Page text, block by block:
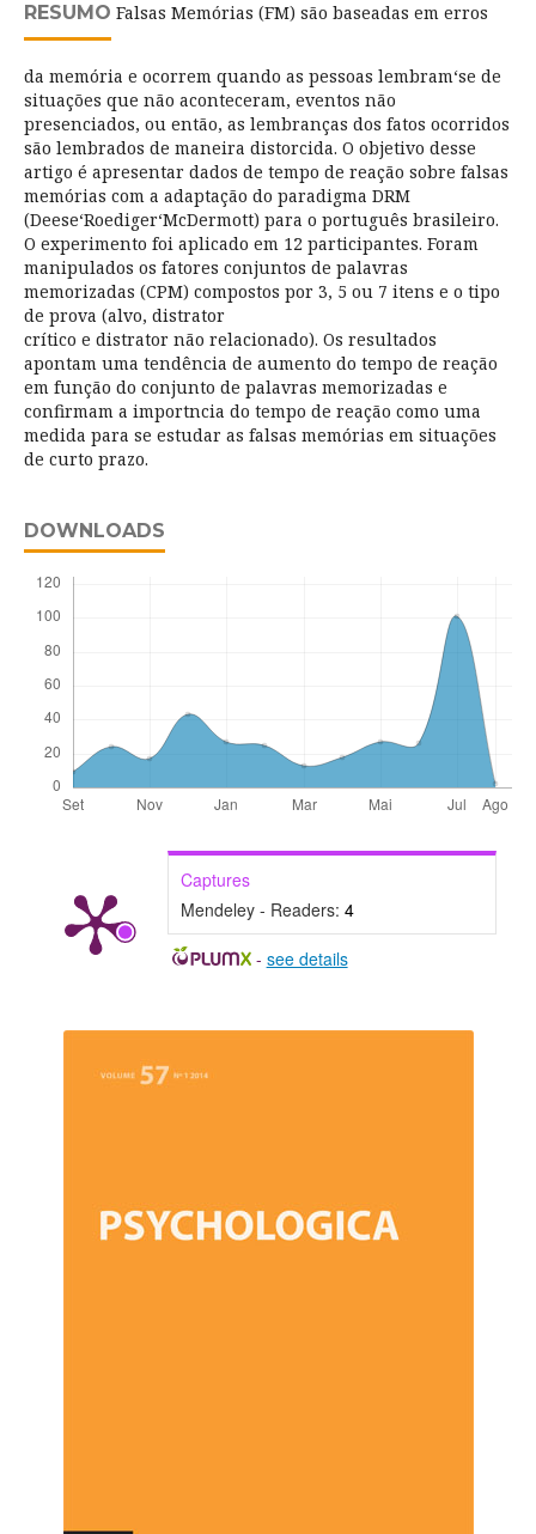
RESUMO Falsas Memórias (FM) são baseadas em erros
da memória e ocorrem quando as pessoas lembram‘se de
situações que não aconteceram, eventos não
presenciados, ou então, as lembranças dos fatos ocorridos
são lembrados de maneira distorcida. O objetivo desse
artigo é apresentar dados de tempo de reação sobre falsas
memórias com a adaptação do paradigma DRM
(Deese‘Roediger‘McDermott) para o português brasileiro.
O experimento foi aplicado em 12 participantes. Foram
manipulados os fatores conjuntos de palavras
memorizadas (CPM) compostos por 3, 5 ou 7 itens e o tipo
de prova (alvo, distrator
crítico e distrator não relacionado). Os resultados
apontam uma tendência de aumento do tempo de reação
em função do conjunto de palavras memorizadas e
confirmam a importncia do tempo de reação como uma
medida para se estudar as falsas memórias em situações
de curto prazo.
DOWNLOADS
Captures
Mendeley - Readers: 4
- see details